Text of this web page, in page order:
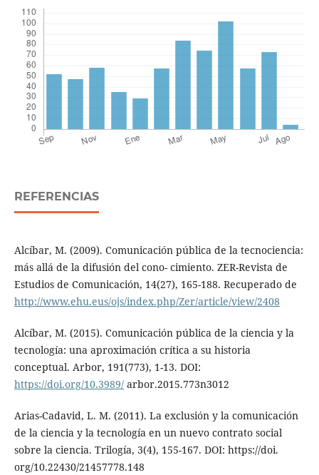
REFERENCIAS
Alcíbar, M. (2009). Comunicación pública de la tecnociencia:
más allá de la difusión del cono- cimiento. ZER-Revista de
Estudios de Comunicación, 14(27), 165-188. Recuperado de
http://www.ehu.eus/ojs/index.php/Zer/article/view/2408
Alcíbar, M. (2015). Comunicación pública de la ciencia y la
tecnología: una aproximación crítica a su historia
conceptual. Arbor, 191(773), 1-13. DOI:
https://doi.org/10.3989/arbor.2015.773n3012
Arias-Cadavid, L. M. (2011). La exclusión y la comunicación
de la ciencia y la tecnología en un nuevo contrato social
sobre la ciencia. Trilogía, 3(4), 155-167. DOI: https://doi.
org/10.22430/21457778.148